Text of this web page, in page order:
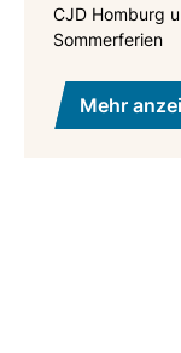
CJD Homburg
Sommerferien
Mehr